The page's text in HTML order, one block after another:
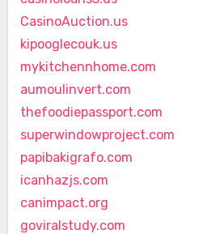
CasinoAuction.us
kipooglecouk.us
mykitchennhome.com
aumoulinvert.com
thefoodiepassport.com
superwindowproject.com
papibakigrafo.com
icanhazjs.com
canimpact.org
goviralstudy.com